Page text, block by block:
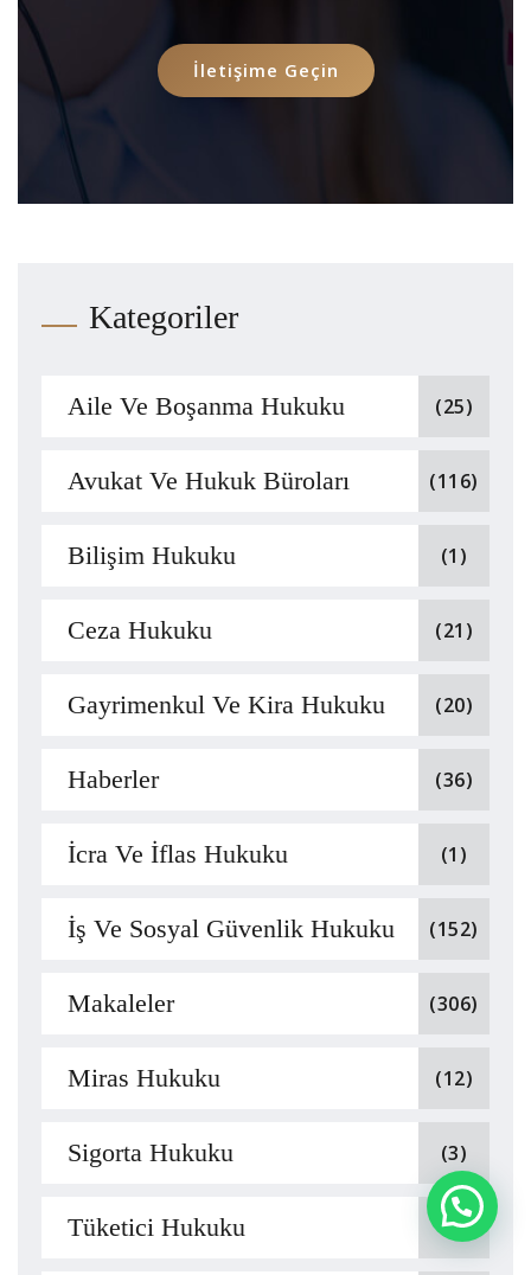
İletişime Geçin
Kategoriler
Aile Ve Boşanma Hukuku (25)
Avukat Ve Hukuk Büroları (116)
Bilişim Hukuku (1)
Ceza Hukuku (21)
Gayrimenkul Ve Kira Hukuku (20)
Haberler (36)
İcra Ve İflas Hukuku (1)
İş Ve Sosyal Güvenlik Hukuku (152)
Makaleler (306)
Miras Hukuku (12)
Sigorta Hukuku (3)
Tüketici Hukuku (1)